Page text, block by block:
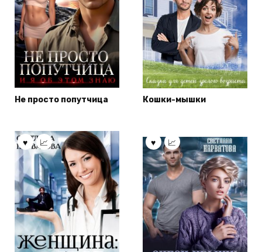
Не просто попутчица Кошки-мышки